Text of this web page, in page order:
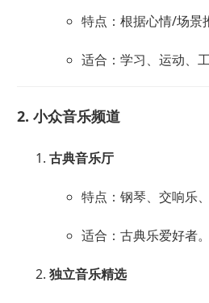
特点：根据心情/场景
适合：学习、运动、工
2. 小众音乐频道
古典音乐厅
特点：钢琴、交响乐
适合：古典乐爱好者。
独立音乐精选